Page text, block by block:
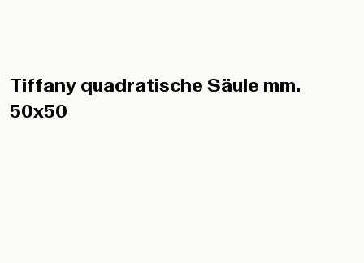
Tiffany quadratische Säule mm.
50x50